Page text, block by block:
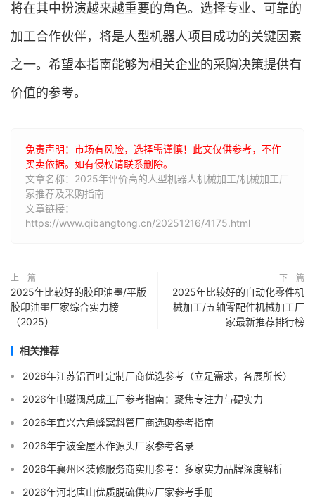
将在其中扮演越来越重要的角色。选择专业、可靠的
加工合作伙伴，将是人型机器人项目成功的关键因素
之一。希望本指南能够为相关企业的采购决策提供有
价值的参考。
免责声明：市场有风险，选择需谨慎！此文仅供参考，不作
买卖依据。如有侵权请联系删除。
文章名称：2025年评价高的人型机器人机械加工/机械加工厂
家推荐及采购指南
文章链接：
https://www.qibangtong.cn/20251216/4175.html
上一篇
2025年比较好的胶印油墨/平版
胶印油墨厂家综合实力榜
（2025）
下一篇
2025年比较好的自动化零件机
械加工/五轴零配件机械加工厂
家最新推荐排行榜
相关推荐
2026年江苏铝百叶定制厂商优选参考（立足需求，各展所长）
2026年电磁阀总成工厂参考指南：聚焦专注力与硬实力
2026年宜兴六角蜂窝斜管厂商选购参考指南
2026年宁波全屋木作源头厂家参考名录
2026年襄州区装修服务商实用参考：多家实力品牌深度解析
2026年河北唐山优质脱硫供应厂家参考手册